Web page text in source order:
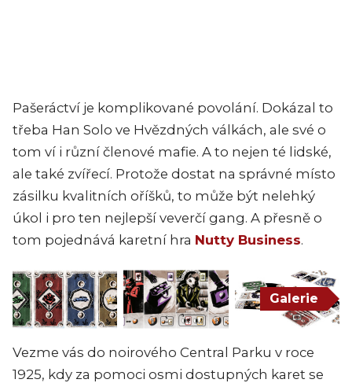
Pašeráctví je komplikované povolání. Dokázal to
třeba Han Solo ve Hvězdných válkách, ale své o
tom ví i různí členové mafie. A to nejen té lidské,
ale také zvířecí. Protože dostat na správné místo
zásilku kvalitních oříšků, to může být nelehký
úkol i pro ten nejlepší veverčí gang. A přesně o
tom pojednává karetní hra Nutty Business.
Galerie
Vezme vás do noirového Central Parku v roce
1925, kdy za pomoci osmi dostupných karet se